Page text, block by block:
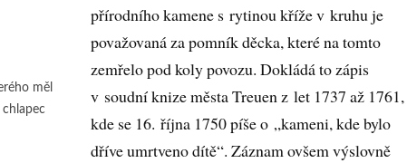
měl
přírodního kamene s rytinou kříže v kruhu je
považovaná za pomník děcka, které na tomto
zemřelo pod koly povozu. Dokládá to zápis
v soudní knize města Treuen z let 1737 až 1761,
kde se 16. října 1750 píše o „kameni, kde bylo
dříve umrtveno dítě“. Záznam ovšem výslovně